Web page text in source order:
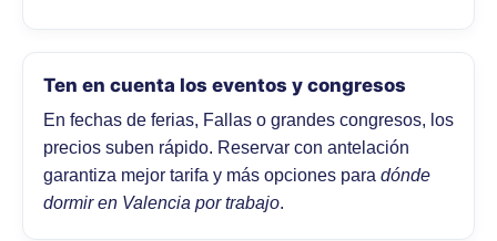
Ten en cuenta los eventos y congresos
En fechas de ferias, Fallas o grandes congresos, los
precios suben rápido. Reservar con antelación
garantiza mejor tarifa y más opciones para dónde
dormir en Valencia por trabajo.